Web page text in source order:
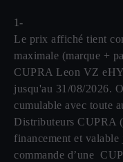
1-
Le prix affiché tient
maximale (marque +
CUPRA Leon VZ
jusqu'au 31/08/2026.
cumulable avec toute
Distributeurs CUPRA
financement et
commande d’une